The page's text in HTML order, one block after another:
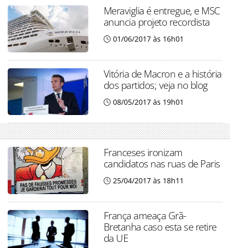
Meraviglia é entregue, e MSC
anuncia projeto recordista
01/06/2017 às 16h01
Vitória de Macron e a história
dos partidos; veja no blog
08/05/2017 às 19h01
Franceses ironizam
candidatos nas ruas de Paris
25/04/2017 às 18h11
França ameaça Grã-
Bretanha caso esta se retire
da UE